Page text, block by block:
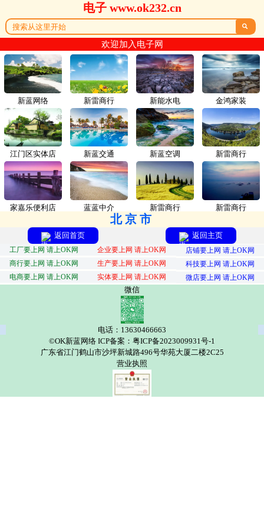
电子 www.ok232.cn

欢迎加入电子网
新蓝网络 新雷商行
江门区实体店 新蓝交通
家嘉乐便利店 蓝蓝中介
新能水电 金鸿家装
新蓝空调 新雷商行
新雷商行 新雷商行
北京市
返回首页 返回主页
工厂要上网 请上OK网 企业要上网 请上OK网
店铺要上网 请上OK网
商行要上网 请上OK网
生产要上网 请上OK网
科技要上网 请上OK网
电商要上网 请上OK网
实体要上网 请上OK网 微店要上网 请上OK网
微信
电话：13630466663
©OK新蓝网络 ICP备案：粤ICP备2023009931号-1
广东省江门鹤山市沙坪新城路496号华苑大厦二楼2C25
营业执照